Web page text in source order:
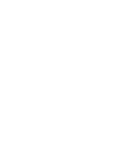
Labo
Dưỡng Vùng Da Mắt Hada Labo
khô ráp.
dấu hiệu lão hóa sớm.